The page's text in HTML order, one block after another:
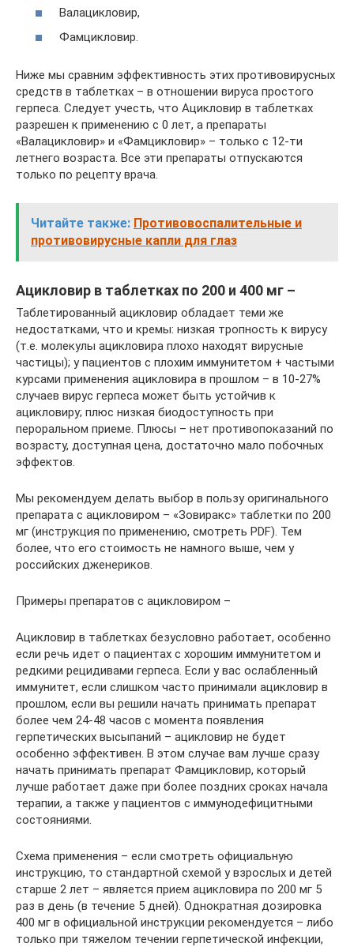
Валацикловир,
Фамцикловир.
Ниже мы сравним эффективность этих противовирусных
средств в таблетках – в отношении вируса простого
герпеса. Следует учесть, что Ацикловир в таблетках
разрешен к применению с 0 лет, а препараты
«Валацикловир» и «Фамцикловир» – только с 12-ти
летнего возраста. Все эти препараты отпускаются
только по рецепту врача.
Читайте также: Противовоспалительные и
противовирусные капли для глаз
Ацикловир в таблетках по 200 и 400 мг –
Таблетированный ацикловир обладает теми же
недостатками, что и кремы: низкая тропность к вирусу
(т.е. молекулы ацикловира плохо находят вирусные
частицы); у пациентов с плохим иммунитетом + частыми
курсами применения ацикловира в прошлом – в 10-27%
случаев вирус герпеса может быть устойчив к
ацикловиру; плюс низкая биодоступность при
пероральном приеме. Плюсы – нет противопоказаний по
возрасту, доступная цена, достаточно мало побочных
эффектов.
Мы рекомендуем делать выбор в пользу оригинального
препарата с ацикловиром – «Зовиракс» таблетки по 200
мг (инструкция по применению, смотреть PDF). Тем
более, что его стоимость не намного выше, чем у
российских дженериков.
Примеры препаратов с ацикловиром –
Ацикловир в таблетках безусловно работает, особенно
если речь идет о пациентах с хорошим иммунитетом и
редкими рецидивами герпеса. Если у вас ослабленный
иммунитет, если слишком часто принимали ацикловир в
прошлом, если вы решили начать принимать препарат
более чем 24-48 часов с момента появления
герпетических высыпаний – ацикловир не будет
особенно эффективен. В этом случае вам лучше сразу
начать принимать препарат Фамцикловир, который
лучше работает даже при более поздних сроках начала
терапии, а также у пациентов с иммунодефицитными
состояниями.
Схема применения – если смотреть официальную
инструкцию, то стандартной схемой у взрослых и детей
старше 2 лет – является прием ацикловира по 200 мг 5
раз в день (в течение 5 дней). Однократная дозировка
400 мг в официальной инструкции рекомендуется – либо
только при тяжелом течении герпетической инфекции,